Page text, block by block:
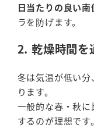
日当たりの良い
ラを防げます。
2. 乾燥時間を
冬は気温が低い
ります。
一般的な春・秋に
するのが理想です。